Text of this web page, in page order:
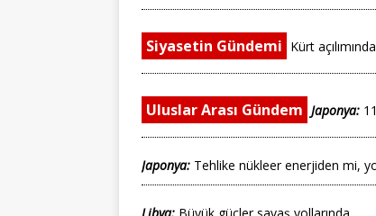
Siyasetin Gündemi Kürt
Uluslar Arası Gündem Japonya:
Japonya: Tehlike nükleer enerjiden mi,